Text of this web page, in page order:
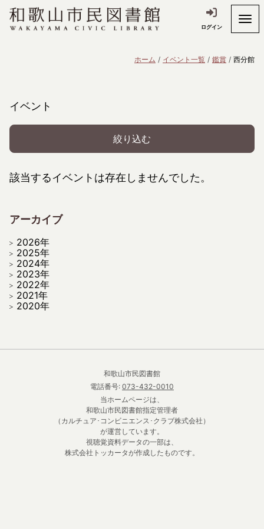
ログイン
ホーム イベント一覧 鑑賞 西分館
イベント
絞り込む
該当するイベントは存在しませんでした。
アーカイブ
2026年
2025年
2024年
2023年
2022年
2021年
2020年
和歌山市民図書館
電話番号: 073-432-0010
当ホームページは、
和歌山市民図書館指定管理者
（カルチュア･コンビニエンス･クラブ株式会社）
が運営しています。
視聴覚資料データの一部は、
株式会社トッカータが作成したものです。